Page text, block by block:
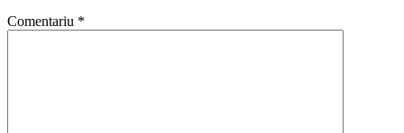
Comentariu *